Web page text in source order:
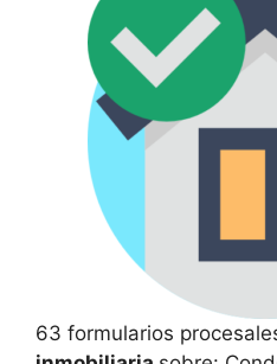
63 formularios